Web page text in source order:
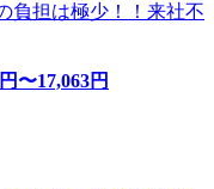
負担は極少！！来社不
円〜17,063円